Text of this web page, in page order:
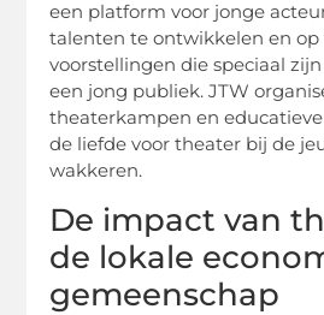
een platform voor jonge
talenten te ontwikkelen en
voorstellingen die speciaal
een jong publiek. JTW
theaterkampen en
de liefde voor theater bij de
wakkeren.
De impact van
de lokale
gemeenschap